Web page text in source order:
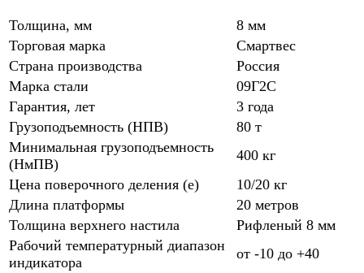
Толщина, мм
8 мм
Торговая марка
Смартвес
Страна производства
Россия
Марка стали
09Г2С
Гарантия, лет
3 года
Грузоподъемность (НПВ)
80 т
Минимальная грузоподъемность
(НмПВ)
400 кг
Цена поверочного деления (е)
10/20 кг
Длина платформы
20 метров
Толщина верхнего настила
Рифленый 8 мм
Рабочий температурный диапазон
индикатора
от -10 до +40